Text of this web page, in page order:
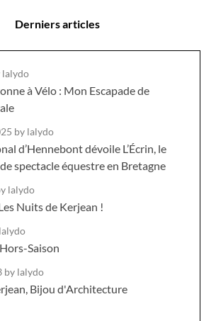
Derniers articles
lalydo
à Vélo : Mon Escapade de
by lalydo
d’Hennebont dévoile L’Écrin, le
spectacle équestre en Bretagne
lalydo
Nuits de Kerjean !
Saison
by lalydo
Bijou d'Architecture